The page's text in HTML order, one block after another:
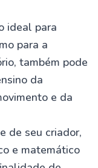
ideal para
para a
também pode
da
e da
de seu criador,
e matemático